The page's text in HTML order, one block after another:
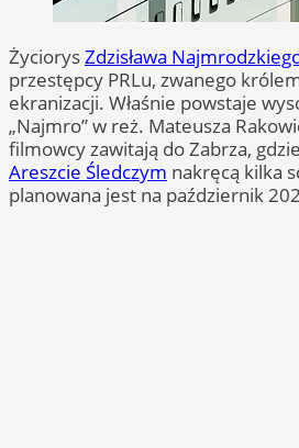
ŻyciorysZdzisława
przestępcy PRLu, zwanego
ekranizacji. Właśnie powstaje
„Najmro” w reż. Mateusza
filmowcy zawitają do Zabrza,
Areszcie Śledczym nakręcą kilka
planowana jest na październik